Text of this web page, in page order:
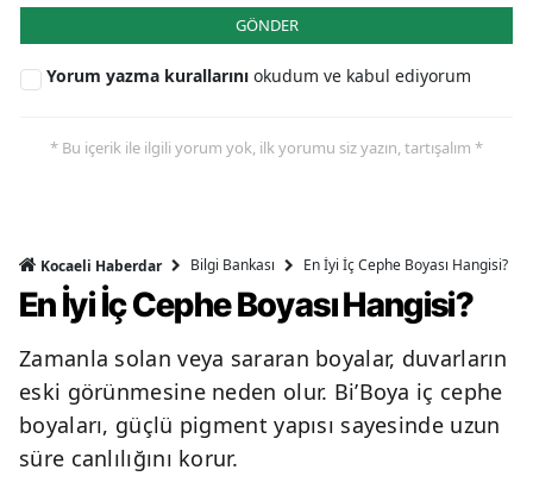
GÖNDER
Yorum yazma kurallarını okudum ve kabul ediyorum
* Bu içerik ile ilgili yorum yok, ilk yorumu siz yazın, tartışalım *
Kocaeli Haberdar Bilgi Bankası En İyi İç Cephe Boyası Hangisi?
En İyi İç Cephe Boyası Hangisi?
Zamanla solan veya sararan boyalar, duvarların
eski görünmesine neden olur. Bi’Boya iç cephe
boyaları, güçlü pigment yapısı sayesinde uzun
süre canlılığını korur.